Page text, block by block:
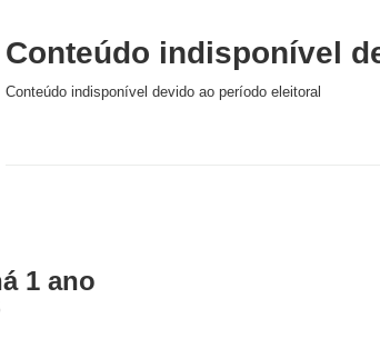
Conteúdo indisponível
Conteúdo indisponível devido ao período eleitoral
1 ano